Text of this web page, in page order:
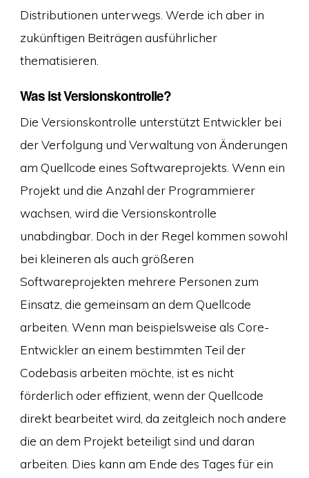
Distributionen unterwegs. Werde ich aber in
zukünftigen Beiträgen ausführlicher
thematisieren.
Was ist Versionskontrolle?
Die Versionskontrolle unterstützt Entwickler bei
der Verfolgung und Verwaltung von Änderungen
am Quellcode eines Softwareprojekts. Wenn ein
Projekt und die Anzahl der Programmierer
wachsen, wird die Versionskontrolle
unabdingbar. Doch in der Regel kommen sowohl
bei kleineren als auch größeren
Softwareprojekten mehrere Personen zum
Einsatz, die gemeinsam an dem Quellcode
arbeiten. Wenn man beispielsweise als Core-
Entwickler an einem bestimmten Teil der
Codebasis arbeiten möchte, ist es nicht
förderlich oder effizient, wenn der Quellcode
direkt bearbeitet wird, da zeitgleich noch andere
die an dem Projekt beteiligt sind und daran
arbeiten. Dies kann am Ende des Tages für ein